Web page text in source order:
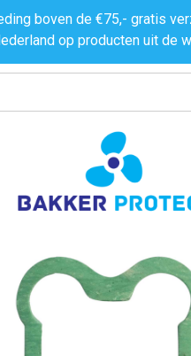
boven de €75,- gratis
op producten uit de